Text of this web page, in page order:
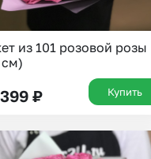
из 101 розовой розы
₽ Купить